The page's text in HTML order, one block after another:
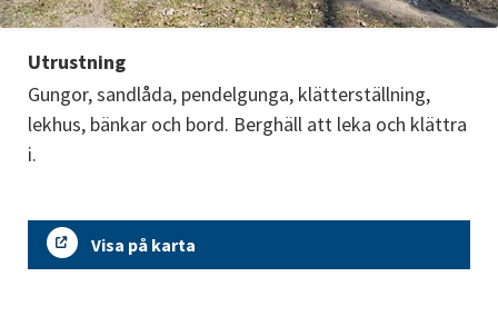
Utrustning
Gungor, sandlåda, pendelgunga, klätterställning,
lekhus, bänkar och bord. Berghäll att leka och klättra
i.
Visa på karta